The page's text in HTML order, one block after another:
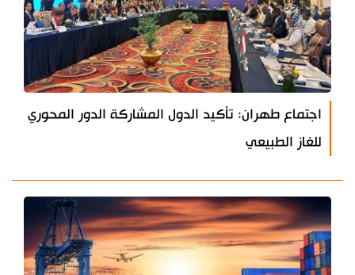
اجتماع طهران: تأكيد الدول المشاركة الدور المحوري
للغاز الطبيعي